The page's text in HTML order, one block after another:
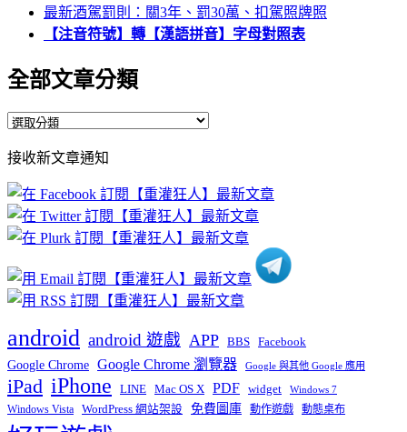
最新酒駕罰則：關3年、罰30萬、扣駕照牌照
【注音符號】轉【漢語拼音】字母對照表
全部文章分類
全
文
章
分
類
接收新文章通知
android android 遊戲 APP BBS Facebook
Google Chrome Google Chrome 瀏覽器 Google 與其他 Google 應用
iPad iPhone LINE Mac OS X PDF widget Windows 7
Windows Vista WordPress 網站架設 免費圖庫 動作遊戲 動態桌布